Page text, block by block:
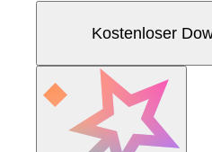
Kostenloser